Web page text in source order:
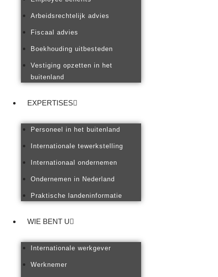
Arbeidsrechtelijk advies
Fiscaal advies
Boekhouding uitbesteden
Vestiging opzetten in het
buitenland
EXPERTISES
Personeel in het buitenland
Internationale tewerkstelling
Internationaal ondernemen
Ondernemen in Nederland
Praktische landeninformatie
WIE BENT U
Internationale werkgever
Werknemer